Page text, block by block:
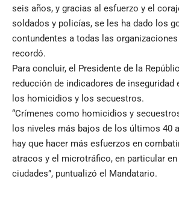
seis años, y gracias al esfuerzo y el
soldados y policías, se les ha dado los
contundentes a todas las
recordó.
Para concluir, el Presidente de la
reducción de indicadores de inseguridad
los homicidios y los secuestros.
“Crímenes como homicidios y
los niveles más bajos de los últimos 40
hay que hacer más esfuerzos en
atracos y el microtráfico, en particular
ciudades”, puntualizó el Mandatario.